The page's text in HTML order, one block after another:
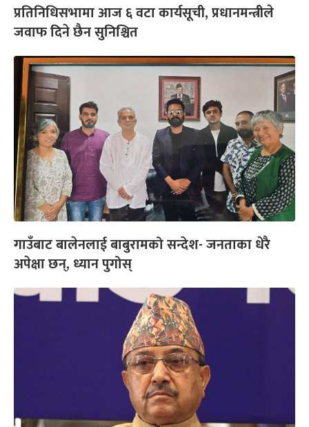
प्रतिनिधिसभामा आज ६ वटा कार्यसूची, प्रधानमन्त्रीले
जवाफ दिने छैन सुनिश्चित
गाउँबाट बालेनलाई बाबुरामको सन्देश- जनताका धेरै
अपेक्षा छन्, ध्यान पुगोस्